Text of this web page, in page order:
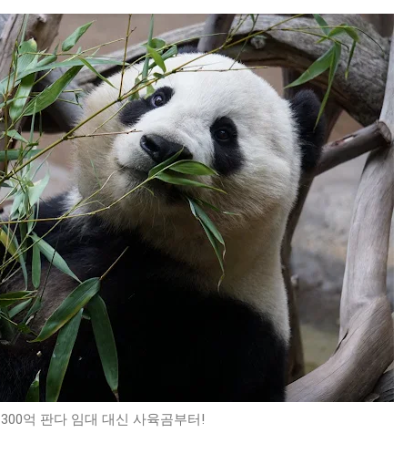
300억 판다 임대 대신 사육곰부터!